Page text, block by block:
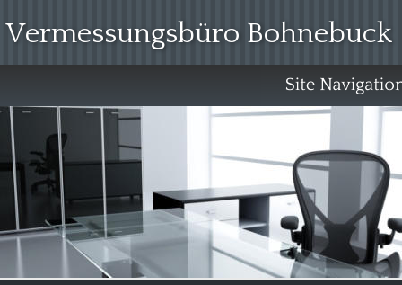
Vermessungsbüro Bohnebuck